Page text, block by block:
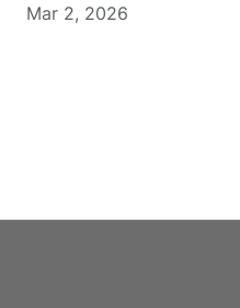
Mar 2, 2026
Feb 20, 2026